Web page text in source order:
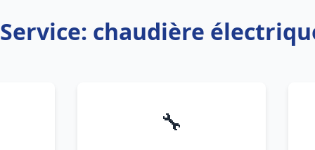
Service: chaudière
🔧